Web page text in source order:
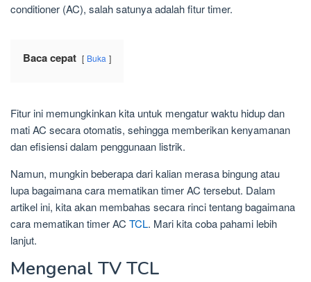
conditioner (AC), salah satunya adalah fitur timer.
Baca cepat Buka
Fitur ini memungkinkan kita untuk mengatur waktu hidup dan
mati AC secara otomatis, sehingga memberikan kenyamanan
dan efisiensi dalam penggunaan listrik.
Namun, mungkin beberapa dari kalian merasa bingung atau
lupa bagaimana cara mematikan timer AC tersebut. Dalam
artikel ini, kita akan membahas secara rinci tentang bagaimana
cara mematikan timer AC TCL. Mari kita coba pahami lebih
lanjut.
Mengenal TV TCL